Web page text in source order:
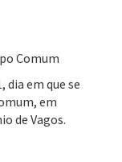
dia em que se
em
de Vagos.